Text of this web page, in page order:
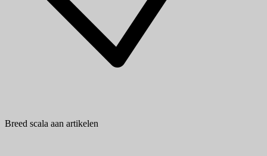
Breed scala aan artikelen